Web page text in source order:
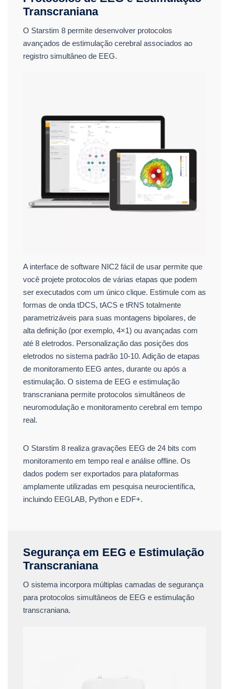
Transcraniana
O Starstim 8 permite desenvolver protocolos
avançados de estimulação cerebral associados ao
registro simultâneo de EEG.
A interface de software NIC2 fácil de usar permite que
você projete protocolos de várias etapas que podem
ser executados com um único clique. Estimule com as
formas de onda tDCS, tACS e tRNS totalmente
parametrizáveis ​​para suas montagens bipolares, de
alta definição (por exemplo, 4×1) ou avançadas com
até 8 eletrodos. Personalização das posições dos
eletrodos no sistema padrão 10-10. Adição de etapas
de monitoramento EEG antes, durante ou após a
estimulação. O sistema de EEG e estimulação
transcraniana permite protocolos simultâneos de
neuromodulação e monitoramento cerebral em tempo
real.
O Starstim 8 realiza gravações EEG de 24 bits com
monitoramento em tempo real e análise offline. Os
dados podem ser exportados para plataformas
amplamente utilizadas em pesquisa neurocientífica,
incluindo EEGLAB, Python e EDF+.
Segurança em EEG e Estimulação
Transcraniana
O sistema incorpora múltiplas camadas de segurança
para protocolos simultâneos de EEG e estimulação
transcraniana.